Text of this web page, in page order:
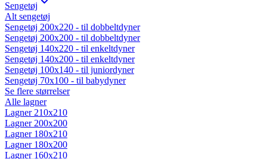
Sengetøj
Alt sengetøj
Sengetøj 200x220 - til dobbeltdyner
Sengetøj 200x200 - til dobbeltdyner
Sengetøj 140x220 - til enkeltdyner
Sengetøj 140x200 - til enkeltdyner
Sengetøj 100x140 - til juniordyner
Sengetøj 70x100 - til babydyner
Se flere størrelser
Alle lagner
Lagner 210x210
Lagner 200x200
Lagner 180x210
Lagner 180x200
Lagner 160x210